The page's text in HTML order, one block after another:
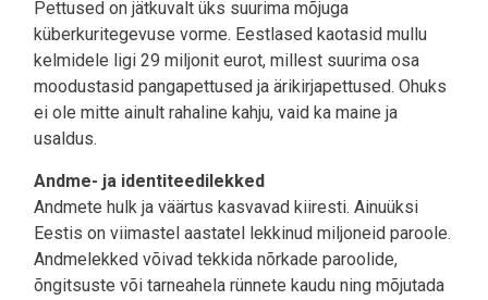
Pettused on jätkuvalt üks suurima mõjuga
küberkuritegevuse vorme. Eestlased kaotasid mullu
kelmidele ligi 29 miljonit eurot, millest suurima osa
moodustasid pangapettused ja ärikirjapettused. Ohuks
ei ole mitte ainult rahaline kahju, vaid ka maine ja
usaldus.
Andme- ja identiteedilekked
Andmete hulk ja väärtus kasvavad kiiresti. Ainuüksi
Eestis on viimastel aastatel lekkinud miljoneid paroole.
Andmelekked võivad tekkida nõrkade paroolide,
õngitsuste või tarneahela rünnete kaudu ning mõjutada